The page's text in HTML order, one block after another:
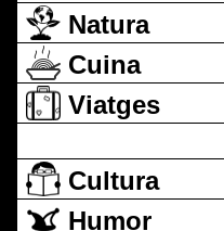
Natura
Cuina
Viatges
Cultura
Humor